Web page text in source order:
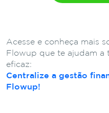
Acesse e conheça mais
Flowup que te ajudam a
eficaz:
Centralize a gestão
Flowup!